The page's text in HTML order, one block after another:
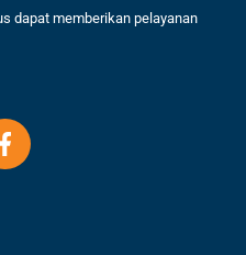
dapat memberikan pelayanan